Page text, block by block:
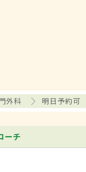
外科 明日予約可
ーチ